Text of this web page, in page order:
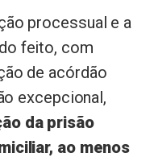
processual e a
feito, com
de acórdão
excepcional,
da prisão
ao menos